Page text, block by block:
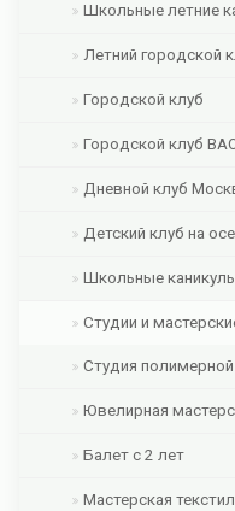
Школьные летние
Летний городской
Городской клуб
Городской клуб
Дневной клуб
Детский клуб на
Школьные
Студии и
Студия
Ювелирная
Балет с 2 лет
Мастерская